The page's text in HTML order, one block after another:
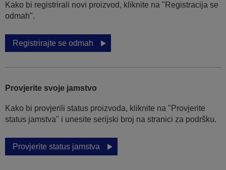
Kako bi registrirali novi proizvod, kliknite na "Registracija se
odmah".
Registrirajte se odmah
Provjerite svoje jamstvo
Kako bi provjerili status proizvoda, kliknite na "Provjerite
status jamstva" i unesite serijski broj na stranici za podršku.
Provjerite status jamstva